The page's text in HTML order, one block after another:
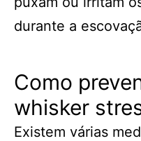
durante a
Como
whisker
Existem várias